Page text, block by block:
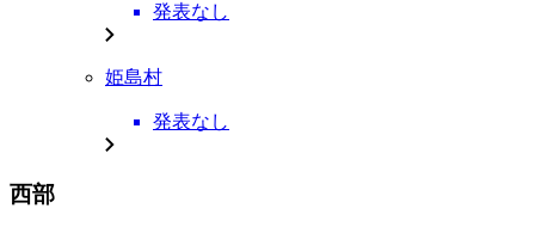
発表なし
姫島村
発表なし
西部